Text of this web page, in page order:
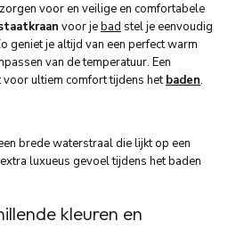
zorgen voor en veilige en comfortabele
voor jebad stel je eenvoudig
geniet je altijd van een perfect warm
van de temperatuur. Een
voor ultiem comfort tijdens hetbaden.
brede waterstraal die lijkt op een
luxueus gevoel tijdens het baden
kleuren en